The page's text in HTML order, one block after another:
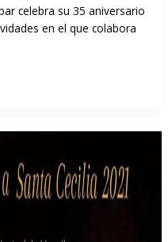
celebra su 35 aniversario
en el que colabora